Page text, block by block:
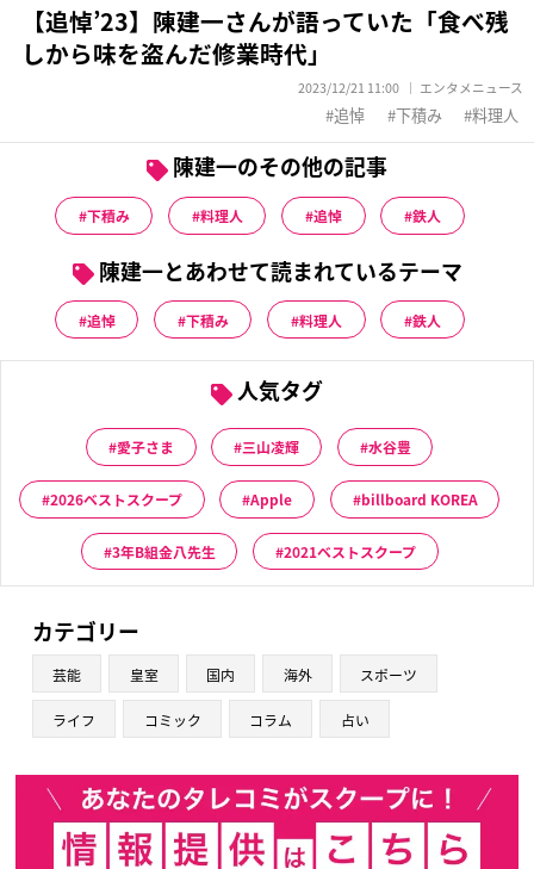
【追悼’23】陳建一さんが語っていた「食べ残
しから味を盗んだ修業時代」
2023/12/21 11:00 エンタメニュース
追悼 下積み 料理人
陳建一のその他の記事
下積み 料理人 追悼 鉄人
陳建一とあわせて読まれているテーマ
追悼 下積み 料理人 鉄人
人気タグ
愛子さま 三山凌輝 水谷豊
2026ベストスクープ Apple billboard KOREA
3年B組金八先生 2021ベストスクープ
カテゴリー
芸能 皇室 国内 海外 スポーツ
ライフ コミック コラム 占い